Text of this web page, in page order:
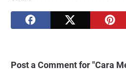
Post a Comment for "Cara